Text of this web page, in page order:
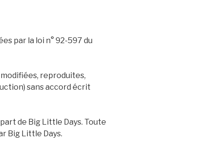
par la loi n° 92-597 du
reproduites,
sans accord écrit
de Big Little Days. Toute
Big Little Days.